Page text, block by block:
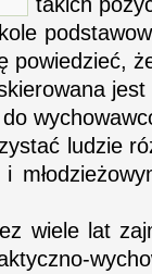
powiedzieć,
ludzie
i
wiele lat